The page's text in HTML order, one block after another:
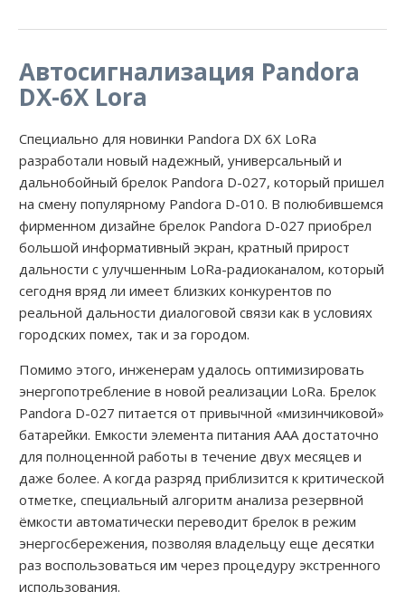
Автосигнализация Pandora
DX-6X Lora
Специально для новинки Pandora DX 6X LoRa
разработали новый надежный, универсальный и
дальнобойный брелок Pandora D-027, который пришел
на смену популярному Pandora D-010. В полюбившемся
фирменном дизайне брелок Pandora D-027 приобрел
большой информативный экран, кратный прирост
дальности с улучшенным LoRa-радиоканалом, который
сегодня вряд ли имеет близких конкурентов по
реальной дальности диалоговой связи как в условиях
городских помех, так и за городом.
Помимо этого, инженерам удалось оптимизировать
энергопотребление в новой реализации LoRa. Брелок
Pandora D-027 питается от привычной «мизинчиковой»
батарейки. Емкости элемента питания ААА достаточно
для полноценной работы в течение двух месяцев и
даже более. А когда разряд приблизится к критической
отметке, специальный алгоритм анализа резервной
ёмкости автоматически переводит брелок в режим
энергосбережения, позволяя владельцу еще десятки
раз воспользоваться им через процедуру экстренного
использования.